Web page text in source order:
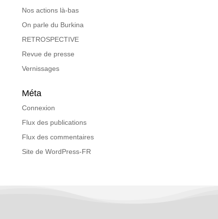
Nos actions là-bas
On parle du Burkina
RETROSPECTIVE
Revue de presse
Vernissages
Méta
Connexion
Flux des publications
Flux des commentaires
Site de WordPress-FR